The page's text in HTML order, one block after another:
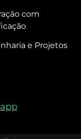
com
e Projetos